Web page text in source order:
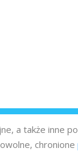
a także inne
chronione